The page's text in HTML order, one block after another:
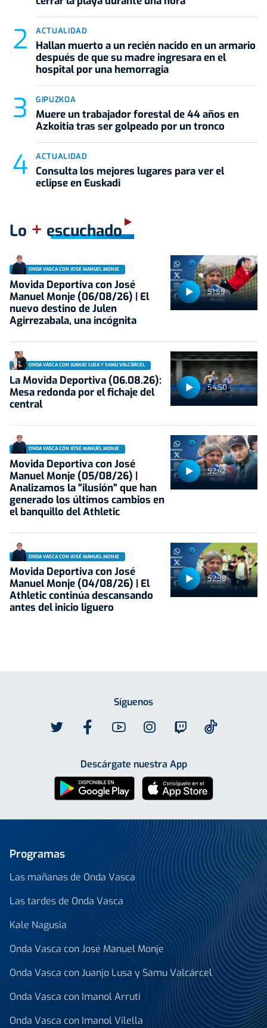
ACTUALIDAD
Hallan muerto a un recién nacido en un armario
después de que su madre ingresara en el
hospital por una hemorragia
GIPUZKOA
Muere un trabajador forestal de 44 años en
Azkoitia tras ser golpeado por un tronco
ACTUALIDAD
Consulta los mejores lugares para ver el
eclipse en Euskadi
Lo + escuchado
51:59
ONDA VASCA CON JOSÉ MANUEL MONJE
Movida Deportiva con José
Manuel Monje (06/08/26) | El
nuevo destino de Julen
Agirrezabala, una incógnita
54:50
ONDA VASCA CON JUANJO LUSA Y SAMU VALCÁRCEL
La Movida Deportiva (06.08.26):
Mesa redonda por el fichaje del
central
52:42
ONDA VASCA CON JOSÉ MANUEL MONJE
Movida Deportiva con José
Manuel Monje (05/08/26) |
Analizamos la "ilusión" que han
generado los últimos cambios en
el banquillo del Athletic
52:38
ONDA VASCA CON JOSÉ MANUEL MONJE
Movida Deportiva con José
Manuel Monje (04/08/26) | El
Athletic continúa descansando
antes del inicio liguero
Síguenos
Descárgate nuestra App
Programas
Las mañanas de Onda Vasca
Las tardes de Onda Vasca
Kale Nagusia
Onda Vasca con José Manuel Monje
Onda Vasca con Juanjo Lusa y Samu Valcárcel
Onda Vasca con Imanol Arruti
Onda Vasca con Imanol Vilella